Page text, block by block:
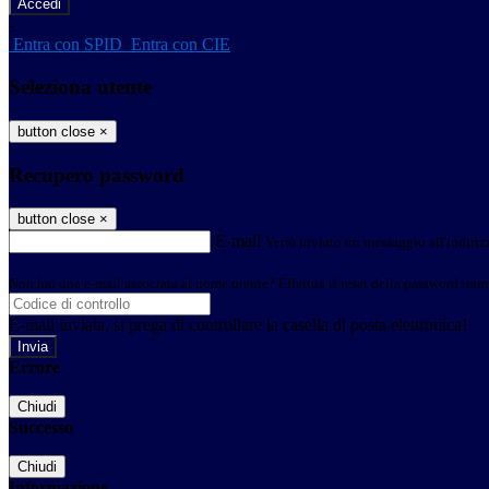
-
Entra con SPID Entra con CIE
Seleziona utente
button close ×
Recupero password
button close ×
E-mail Verrà inviato un messaggio
Non hai una e-mail associata al nome utente? Effettua il reset della password
E-mail inviata, si prega di controllare la casella di posta elettronica!
Errore
Chiudi
Successo
Chiudi